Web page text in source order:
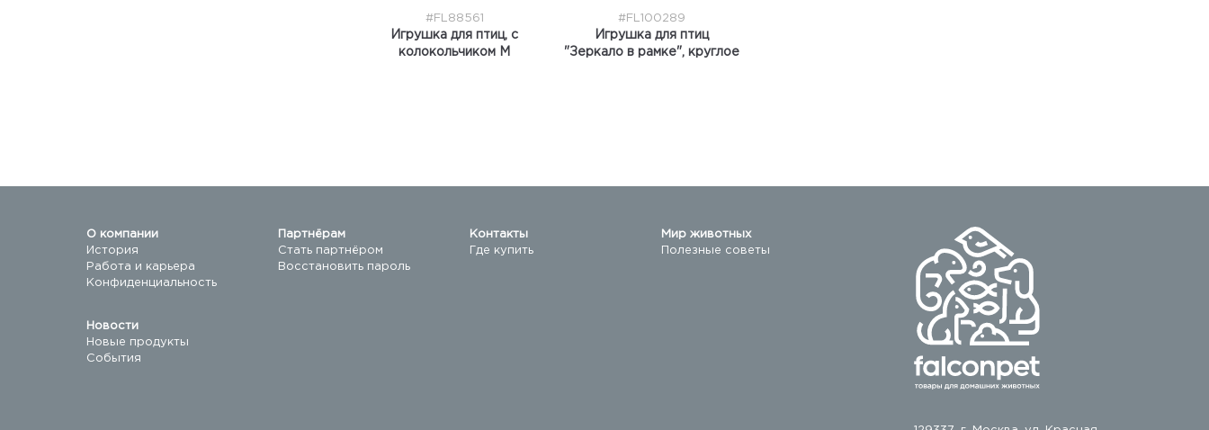
#FL88561
Игрушка для птиц, с
колокольчиком М
#FL100289
Игрушка для птиц
"Зеркало в рамке", круглое
О компании
История
Работа и карьера
Конфиденциальность
Партнёрам
Стать партнёром
Восстановить пароль
Контакты
Где купить
Мир животных
Полезные советы
Новости
Новые продукты
События